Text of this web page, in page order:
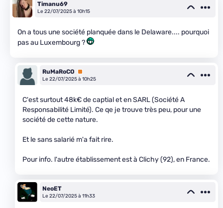
Timanu69
Le 22/07/2025 à 10h15
On a tous une société planquée dans le Delaware.... pourquoi
pas au Luxembourg ?
RuMaRoCO
Premium
Le 22/07/2025 à 10h25
C'est surtout 48k€ de captial et en SARL (Société A
Responsabilité Limité). Ce qe je trouve très peu, pour une
société de cette nature.
Et le sans salarié m'a fait rire.
Pour info. l'autre établissement est à Clichy (92), en France.
NeoET
Le 22/07/2025 à 11h33